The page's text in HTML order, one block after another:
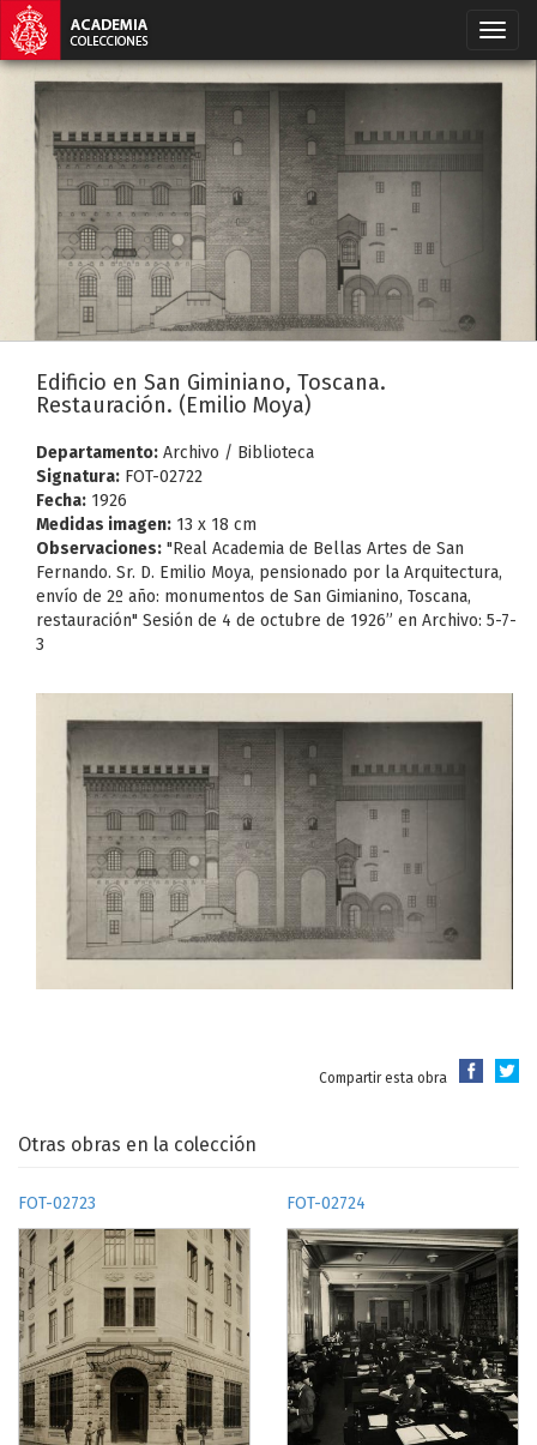
Edificio en San Giminiano, Toscana.
Restauración. (Emilio Moya)
Departamento: Archivo / Biblioteca
Signatura: FOT-02722
Fecha: 1926
Medidas imagen: 13 x 18 cm
Observaciones: "Real Academia de Bellas Artes de San
Fernando. Sr. D. Emilio Moya, pensionado por la Arquitectura,
envío de 2º año: monumentos de San Gimianino, Toscana,
restauración" Sesión de 4 de octubre de 1926” en Archivo: 5-7-
3
Compartir esta obra
Otras obras en la colección
FOT-02723 FOT-02724